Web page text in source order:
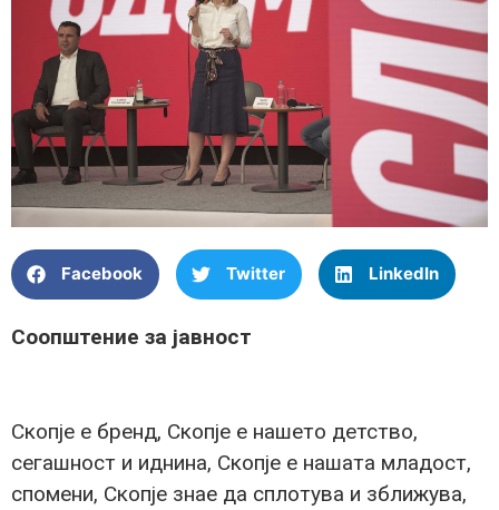
Facebook Twitter LinkedIn
Соопштение за јавност
Скопје е бренд, Скопје е нашето детство,
сегашност и иднина, Скопје е нашата младост,
спомени, Скопје знае да сплотува и зближува,